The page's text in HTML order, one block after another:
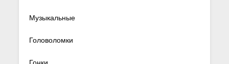
Музыкальные
Головоломки